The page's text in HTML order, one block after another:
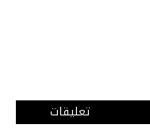
تعليقات